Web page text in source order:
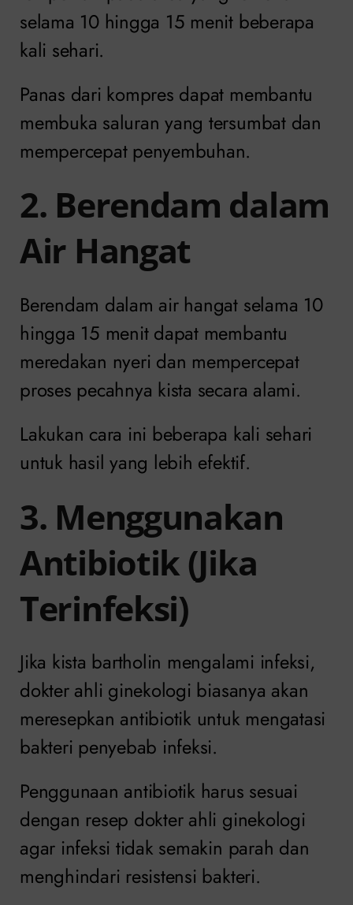
selama 10 hingga 15 menit beberapa
kali sehari.
Panas dari kompres dapat membantu
membuka saluran yang tersumbat dan
mempercepat penyembuhan.
2. Berendam dalam
Air Hangat
Berendam dalam air hangat selama 10
hingga 15 menit dapat membantu
meredakan nyeri dan mempercepat
proses pecahnya kista secara alami.
Lakukan cara ini beberapa kali sehari
untuk hasil yang lebih efektif.
3. Menggunakan
Antibiotik (Jika
Terinfeksi)
Jika kista bartholin mengalami infeksi,
dokter ahli ginekologi biasanya akan
meresepkan antibiotik untuk mengatasi
bakteri penyebab infeksi.
Penggunaan antibiotik harus sesuai
dengan resep dokter ahli ginekologi
agar infeksi tidak semakin parah dan
menghindari resistensi bakteri.